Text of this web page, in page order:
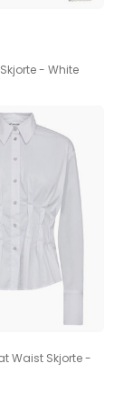
- White
Waist Skjorte -